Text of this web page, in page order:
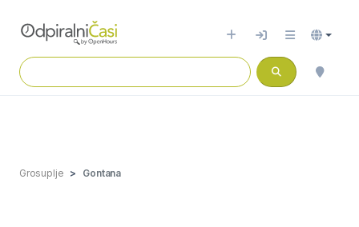
Grosuplje Gontana